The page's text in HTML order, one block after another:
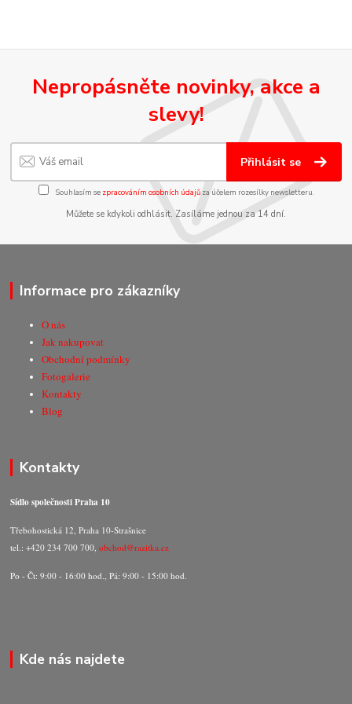
Nepropásněte novinky, akce a
slevy!
Přihlásit se
Souhlasím se zpracováním osobních údajůza účelem rozesílky newsletteru.
Můžete se kdykoli odhlásit. Zasíláme jednou za 14 dní.
Informace pro zákazníky
O nás
Jak nakupovat
Obchodní podmínky
Fotogalerie
Kontakty
Blog
Kontakty
Sídlo společnosti Praha 10
Třebohostická 12, Praha 10-Strašnice
tel.: +420 234 700 700,obchod@razitka.cz
Po - Čt: 9:00 - 16:00 hod., Pá: 9:00 - 15:00 hod.
Kde nás najdete